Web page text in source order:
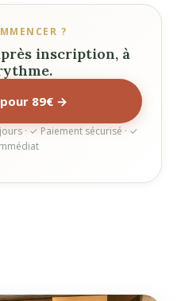
?
inscription, à
89€ →
· ✓ Paiement sécurisé · ✓